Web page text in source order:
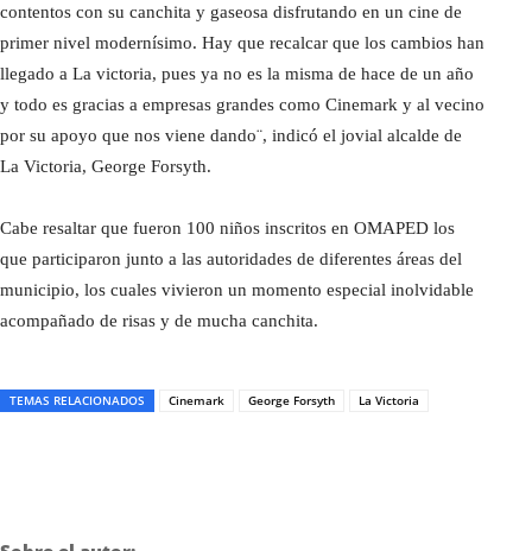
contentos con su canchita y gaseosa disfrutando en un cine de
primer nivel modernísimo. Hay que recalcar que los cambios han
llegado a La victoria, pues ya no es la misma de hace de un año
y todo es gracias a empresas grandes como Cinemark y al vecino
por su apoyo que nos viene dando¨, indicó el jovial alcalde de
La Victoria, George Forsyth.
Cabe resaltar que fueron 100 niños inscritos en OMAPED los
que participaron junto a las autoridades de diferentes áreas del
municipio, los cuales vivieron un momento especial inolvidable
acompañado de risas y de mucha canchita.
TEMAS RELACIONADOS Cinemark George Forsyth La Victoria